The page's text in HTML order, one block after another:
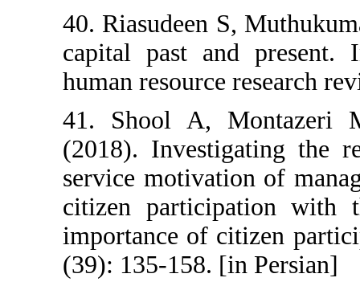
40. Riasudeen
capital past
human
41. Shool A,
(2018).
service
citizen
importance of
(39): 135-158.